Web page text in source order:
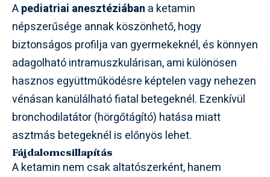
Apediatriai anesztéziában a ketamin
népszerűsége annak köszönhető, hogy
biztonságos profilja van gyermekeknél, és könnyen
adagolható intramuszkulárisan, ami különösen
hasznos együttműködésre képtelen vagy nehezen
vénásan kanülálható fiatal betegeknél. Ezenkívül
bronchodilatátor (hörgőtágító) hatása miatt
asztmás betegeknél is előnyös lehet.
Fájdalomcsillapítás
A ketamin nem csak altatószerként, hanem